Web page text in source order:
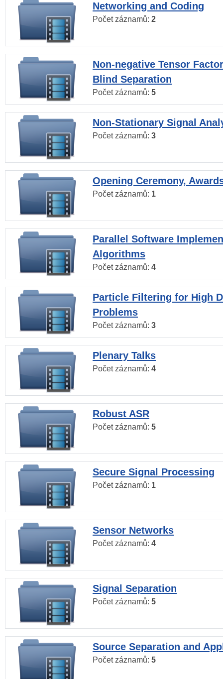
Networking and Coding
Počet záznamů: 2
Non-negative Tensor
Blind Separation
Počet záznamů: 5
Non-Stationary Signal
Počet záznamů: 3
Opening Ceremony,
Počet záznamů: 1
Parallel Software
Algorithms
Počet záznamů: 4
Particle Filtering for High
Problems
Počet záznamů: 3
Plenary Talks
Počet záznamů: 4
Robust ASR
Počet záznamů: 5
Secure Signal Processing
Počet záznamů: 1
Sensor Networks
Počet záznamů: 4
Signal Separation
Počet záznamů: 5
Source Separation and
Počet záznamů: 5